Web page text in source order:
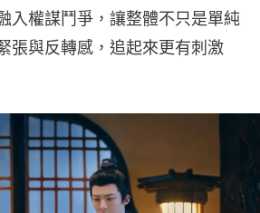
入權謀鬥爭，讓整體不只是單純
張與反轉感，追起來更有刺激